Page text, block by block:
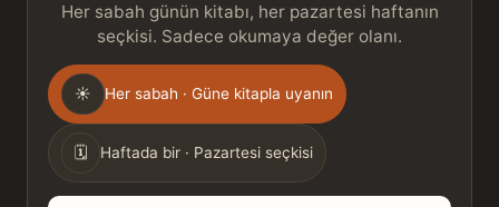
Her sabah günün kitabı, her pazartesi haftanın
seçkisi. Sadece okumaya değer olanı.
Gönderim
sıklığı
☀ Her sabah · Güne kitapla uyanın
🗓 Haftada bir · Pazartesi seçkisi